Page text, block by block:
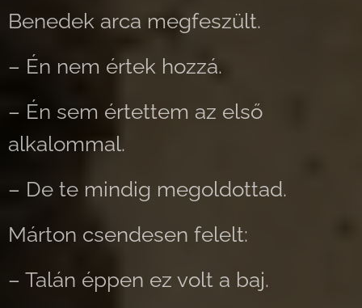
Benedek arca megfeszült.
– Én nem értek hozzá.
– Én sem értettem az első
alkalommal.
– De te mindig megoldottad.
Márton csendesen felelt:
– Talán éppen ez volt a baj.